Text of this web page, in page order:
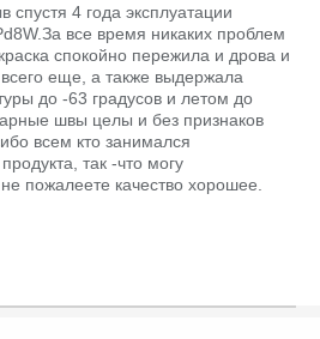
спустя 4 года эксплуатации
все время никаких проблем
спокойно пережила и дрова и
еще, а также выдержала
до -63 градусов и летом до
швы целы и без признаков
всем кто занимался
так -что могу
пожалеете качество хорошее.